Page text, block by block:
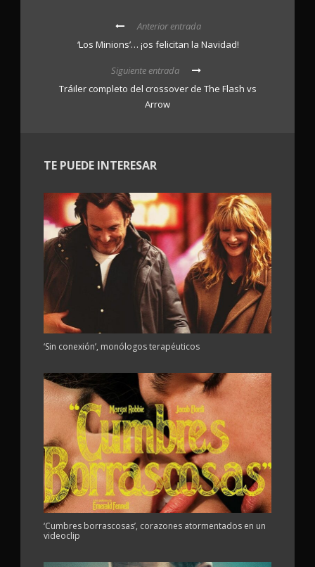
Anterior entrada
‘Los Minions’… ¡os felicitan la Navidad!
Siguiente entrada
Tráiler completo del crossover de The Flash vs
Arrow
TE PUEDE INTERESAR
‘Sin conexión’, monólogos terapéuticos
‘Cumbres borrascosas’, corazones atormentados en un
videoclip